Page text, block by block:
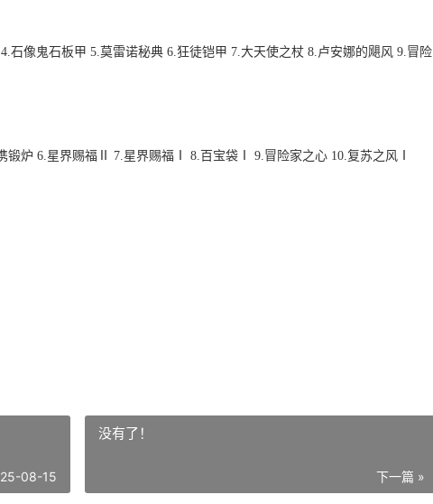
石像鬼石板甲 5.莫雷诺秘典 6.狂徒铠甲 7.大天使之杖 8.卢安娜的飓风 9.冒险
锻炉 6.星界赐福Ⅱ 7.星界赐福Ⅰ 8.百宝袋Ⅰ 9.冒险家之心 10.复苏之风Ⅰ
08-15
没有了！
下一篇 »